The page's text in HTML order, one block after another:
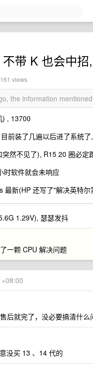
带 K 也会中
views
the information
) , 13700
前装了几遍以后进了系统了,
然不见了), R15 20 圈必定
时软件就会未响应
最新(HP 还写了"解决英特
1.29V), 瑟瑟发抖
一颗 CPU 解决问题
后就完了，没必要搞清什么
没买 13 、14 代的